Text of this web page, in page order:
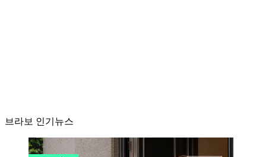
브라보 인기뉴스